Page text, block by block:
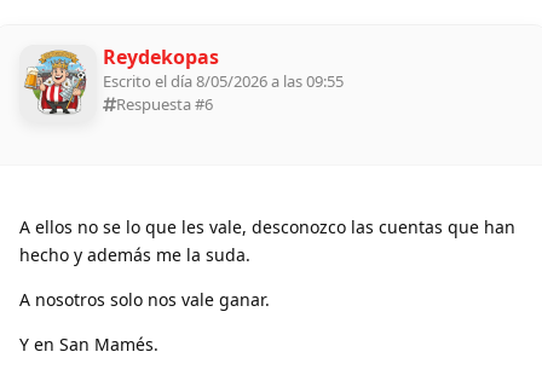
Reydekopas
Escrito el día 8/05/2026 a las 09:55
Respuesta #6
A ellos no se lo que les vale, desconozco las cuentas que han
hecho y además me la suda.
A nosotros solo nos vale ganar.
Y en San Mamés.